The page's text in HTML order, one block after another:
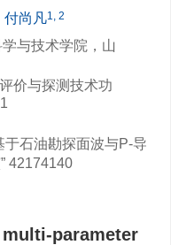
付尚凡1, 2
与技术学院，山
价与探测技术功
于石油勘探面波与P-导
42174140
parameter